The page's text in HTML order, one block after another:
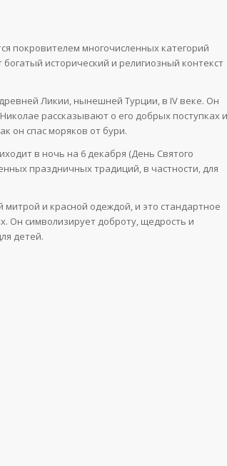
покровителем многочисленных категорий
исторический и религиозный контекст
Ликии, нынешней Турции, в IV веке. Он
рассказывают о его добрых поступках и
он спас моряков от бури.
в ночь на 6 декабря (День Святого
праздничных традиций, в частности, для
и красной одеждой, и это стандартное
Он символизирует доброту, щедрость и
детей.